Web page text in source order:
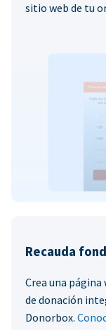
sitio web de tu
Recauda
Crea una
de donación
Donorbox.